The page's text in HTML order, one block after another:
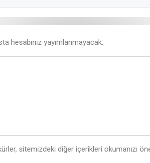
hesabınız yayımlanmayacak.
sitemizdeki diğer içerikleri okumanızı